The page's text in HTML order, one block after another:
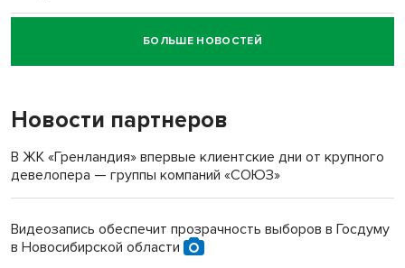
Новосибирский суд наказал водителя за смерть
пенсионерки на вокзале
БОЛЬШЕ НОВОСТЕЙ
Новости партнеров
В ЖК «Гренландия» впервые клиентские дни от крупного
девелопера — группы компаний «СОЮЗ»
Видеозапись обеспечит прозрачность выборов в Госдуму
в Новосибирской области